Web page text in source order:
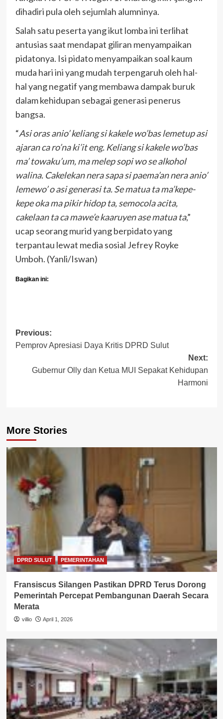
dihadiri pula oleh sejumlah alumninya.
Salah satu peserta yang ikut lomba ini terlihat
antusias saat mendapat giliran menyampaikan
pidatonya. Isi pidato menyampaikan soal kaum
muda hari ini yang mudah terpengaruh oleh hal-
hal yang negatif yang membawa dampak buruk
dalam kehidupan sebagai generasi penerus
bangsa.
“Asi oras anio’ keliang si kakele wo’bas lemetup asi
ajaran ca ro’na ki’it eng. Keliang si kakele wo’bas
ma’ towaku’um, ma melep sopi wo se alkohol
walina. Cakelekan nera sapa si paema’an nera anio’
lemewo’ o asi generasi ta. Se matua ta ma’kepe-
kepe oka ma pikir hidop ta, semocola acita,
cakelaan ta ca mawe’e kaaruyen ase matua ta,”
ucap seorang murid yang berpidato yang
terpantau lewat media sosial Jefrey Royke
Umboh. (Yanli/Iswan)
Bagikan ini:
Post
navigation
Previous:
Pemprov Apresiasi Daya Kritis DPRD Sulut
Next:
Gubernur Olly dan Ketua MUI Sepakat Kehidupan
Harmoni
More Stories
DPRD SULUT PEMERINTAHAN
Fransiscus Silangen Pastikan DPRD Terus Dorong
Pemerintah Percepat Pembangunan Daerah Secara
Merata
villio April 1, 2026